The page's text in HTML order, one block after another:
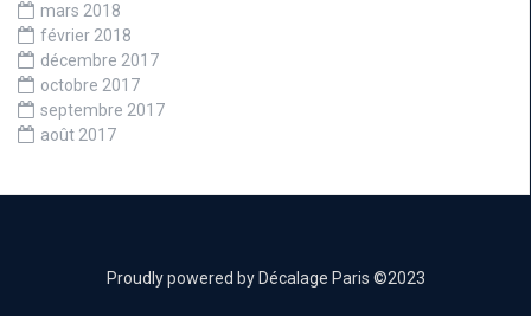
mars 2018
février 2018
décembre 2017
octobre 2017
septembre 2017
août 2017
Proudly powered by Décalage Paris ©2023